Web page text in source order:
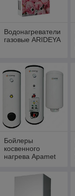
Водонагреватели
газовые ARIDEYA
Бойлеры
косвенного
нагрева Apamet